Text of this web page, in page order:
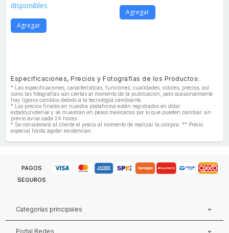
disponibles
Agregar
Agregar
Especificaciones, Precios y Fotografías de los Productos:
* Las especificaciones, características, funciones, cualidades, colores, precios, así
como las fotografías son ciertas al momento de la publicación, pero ocasionalmente
hay ligeros cambios debido a la tecnología cambiante.
* Los precios finales en nuestra plataforma están registrados en dólar
estadounidense y se muestran en pesos mexicanos por lo que pueden cambiar sin
previo aviso cada 24 horas.
* Se considerará al cliente el precio al momento de realizar la compra. ** Precio
especial hasta agotar existencias.
PAGOS
SEGUROS
Categorías principales
Portal Redes